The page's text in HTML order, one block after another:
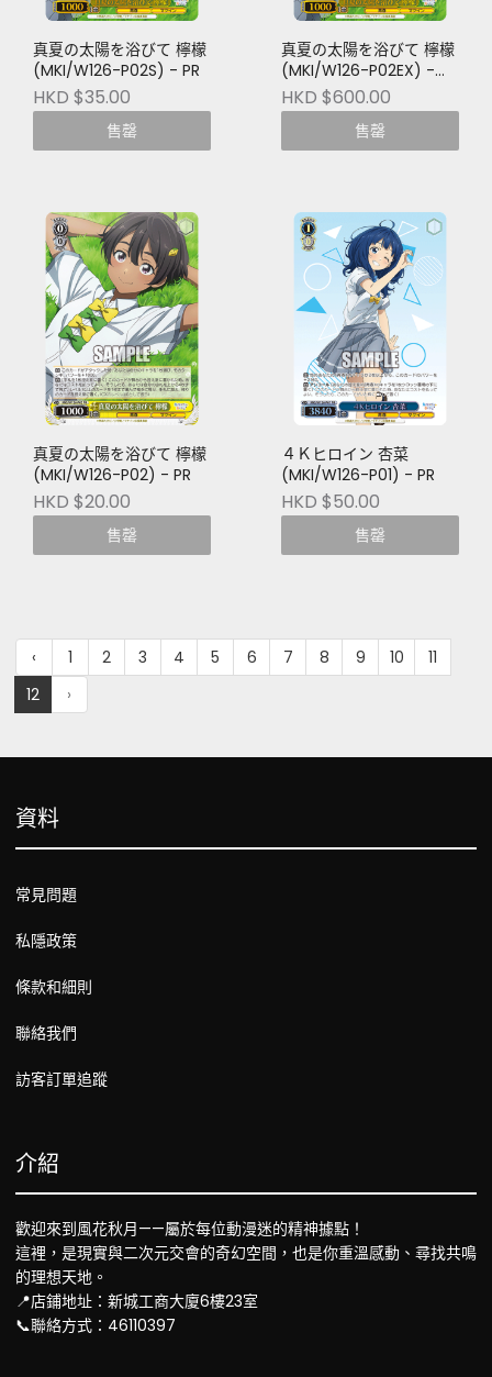
真夏の太陽を浴びて 檸檬
(MKI/W126-P02S) - PR
HKD $35.00
售罄
真夏の太陽を浴びて 檸檬
(MKI/W126-P02EX) -
PR+
HKD $600.00
售罄
真夏の太陽を浴びて 檸檬
(MKI/W126-P02) - PR
HKD $20.00
售罄
４Ｋヒロイン 杏菜
(MKI/W126-P01) - PR
HKD $50.00
售罄
‹ 1 2 3 4 5 6 7 8 9 10
11
12
›
資料
常見問題
私隱政策
條款和細則
聯絡我們
訪客訂單追蹤
介紹
歡迎來到風花秋月——屬於每位動漫迷的精神據點！
這裡，是現實與二次元交會的奇幻空間，也是你重溫感動、尋找共鳴
的理想天地。
📍店鋪地址：新城工商大廈6樓23室
📞聯絡方式：46110397